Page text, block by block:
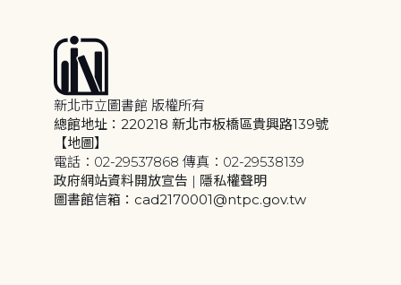
新北市立圖書館 版權所有
總館地址：220218 新北市板橋區貴興路139號
【地圖】
電話：02-29537868 傳真：02-29538139
政府網站資料開放宣告 | 隱私權聲明
圖書館信箱：cad2170001@ntpc.gov.tw